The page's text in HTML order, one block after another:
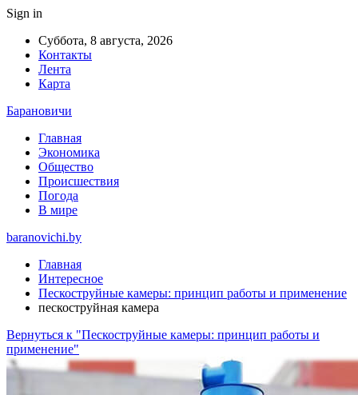
Sign in
Суббота, 8 августа, 2026
Контакты
Лента
Карта
Барановичи
Главная
Экономика
Общество
Происшествия
Погода
В мире
baranovichi.by
Главная
Интересное
Пескоструйные камеры: принцип работы и применение
пескоструйная камера
Вернуться к "Пескоструйные камеры: принцип работы и
применение"